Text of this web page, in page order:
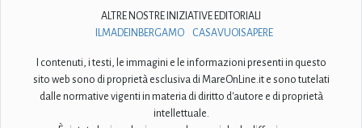
ALTRE NOSTRE INIZIATIVE EDITORIALI
ILMADEINBERGAMO
CASAVUOISAPERE
I contenuti, i testi, le immagini e le informazioni presenti in questo
sito web sono di proprietà esclusiva di MareOnLine.it e sono tutelati
dalle normative vigenti in materia di diritto d'autore e di proprietà
intellettuale.